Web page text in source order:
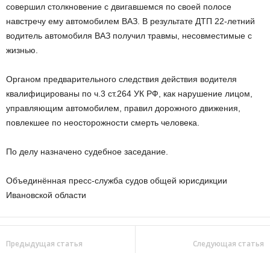
совершил столкновение с двигавшемся по своей полосе
навстречу ему автомобилем ВАЗ. В результате ДТП 22-летний
водитель автомобиля ВАЗ получил травмы, несовместимые с
жизнью.
Органом предварительного следствия действия водителя
квалифицированы по ч.3 ст.264 УК РФ, как нарушение лицом,
управляющим автомобилем, правил дорожного движения,
повлекшее по неосторожности смерть человека.
По делу назначено судебное заседание.
Объединённая пресс-служба судов общей юрисдикции
Ивановской области
Предыдущая статья Следующая статья